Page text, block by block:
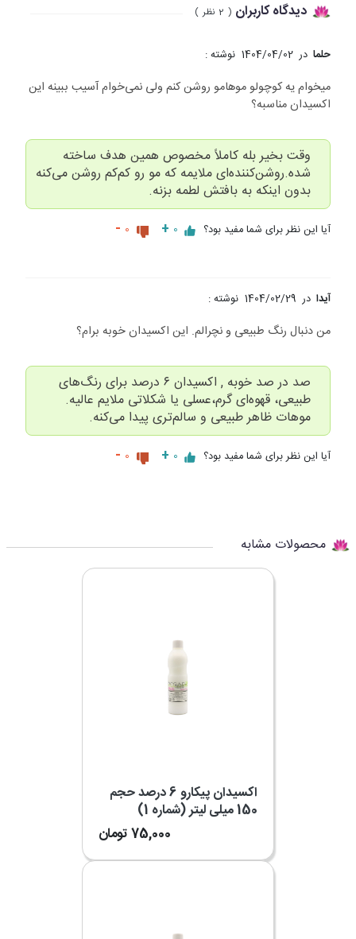
دیدگاه کاربران (
2 نظر )
حلما در 1404/04/02 نوشته :
میخوام یه کوچولو موهامو روشن کنم ولی نمی‌خوام آسیب ببینه این
اکسیدان مناسبه؟
وقت بخیر بله کاملاً مخصوص همین هدف ساخته
شده.روشن‌کننده‌ای ملایمه که مو رو کم‌کم روشن می‌کنه
بدون اینکه به بافتش لطمه بزنه.
آیا این نظر برای شما مفید بود؟ + 0
- 0
آیدا در 1404/02/29 نوشته :
من دنبال رنگ طبیعی و نچرالم. این اکسیدان خوبه برام؟
صد در صد خوبه , اکسیدان ۶ درصد برای رنگ‌های
طبیعی، قهوه‌ای گرم،عسلی یا شکلاتی ملایم عالیه.
موهات ظاهر طبیعی و سالم‌تری پیدا می‌کنه.
آیا این نظر برای شما مفید بود؟ + 0
- 0
محصولات مشابه
اکسیدان پیکارو 6 درصد حجم
150 میلی لیتر (شماره 1)
75,000تومان